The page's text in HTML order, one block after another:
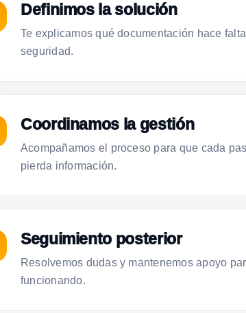
Definimos la solución
Te explicamos qué documentación hace
seguridad.
Coordinamos la gestión
Acompañamos el proceso para que cada
pierda información.
Seguimiento posterior
Resolvemos dudas y mantenemos apoyo
funcionando.